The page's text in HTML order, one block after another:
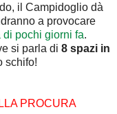
il Campidoglio dà
a provocare
di pochi giorni fa.
si parla di 8 spazi in
schifo!
PROCURA